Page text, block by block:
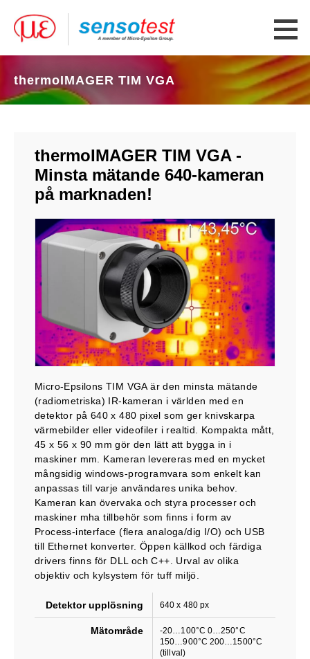
thermoIMAGER TIM VGA
thermoIMAGER TIM VGA -
Minsta mätande 640-kameran
på marknaden!
Micro-Epsilons TIM VGA är den minsta mätande
(radiometriska) IR-kameran i världen med en
detektor på 640 x 480 pixel som ger knivskarpa
värmebilder eller videofiler i realtid. Kompakta mått,
45 x 56 x 90 mm gör den lätt att bygga in i
maskiner mm. Kameran levereras med en mycket
mångsidig windows-programvara som enkelt kan
anpassas till varje användares unika behov.
Kameran kan övervaka och styra processer och
maskiner mha tillbehör som finns i form av
Process-interface (flera analoga/dig I/O) och USB
till Ethernet konverter. Öppen källkod och färdiga
drivers finns för DLL och C++. Urval av olika
objektiv och kylsystem för tuff miljö.
Detektor upplösning
Mätområde
640 x 480 px
-20…100°C 0…250°C
150…900°C 200…1500°C
(tillval)